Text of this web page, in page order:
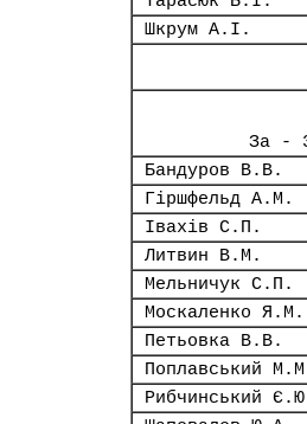
Шкрум А.І.
За -
Бандуров В.В.
Гіршфельд А.М.
Івахів С.П.
Литвин В.М.
Мельничук С.П.
Москаленко Я.М.
Петьовка В.В.
Поплавський
Рибчинський